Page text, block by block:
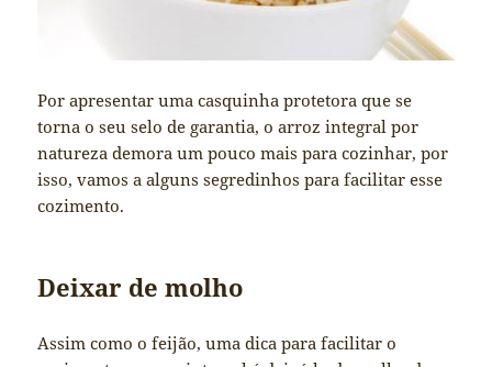
Por apresentar uma casquinha protetora que se
torna o seu selo de garantia, o arroz integral por
natureza demora um pouco mais para cozinhar, por
isso, vamos a alguns segredinhos para facilitar esse
cozimento.
Deixar de molho
Assim como o feijão, uma dica para facilitar o